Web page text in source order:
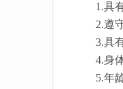
1.具有
2.遵守
3.具有
4.身体
5.年龄